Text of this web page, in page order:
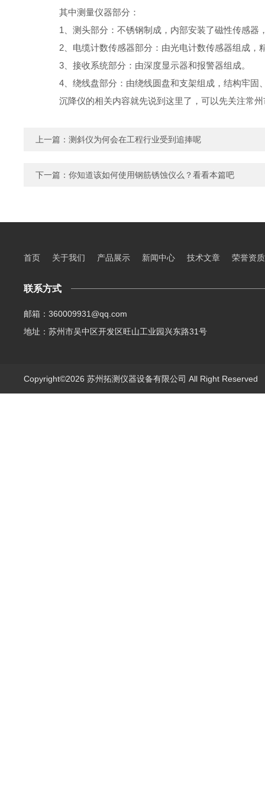
其中测量仪器部分：
1、测头部分：不锈钢制成，内部安装了磁性传感器
2、电缆计数传感器部分：由光电计数传感器组成，
3、接收系统部分：由深度显示器和报警器组成。
4、绕线盘部分：由绕线圆盘和支架组成，结构牢固
沉降仪的相关内容就先说到这里了，可以先关注常州
上一篇： 测斜仪为何会在工程行业受到追捧呢
下一篇： 你知道该如何使用钢筋锈蚀仪么？看看本篇吧
首页 关于我们 产品展示 新闻中心 技术文章 荣誉资质
联系方式
邮箱：360009931@qq.com
地址：苏州市吴中区开发区旺山工业园兴东路31号
Copyright©2026 苏州拓测仪器设备有限公司 All Right